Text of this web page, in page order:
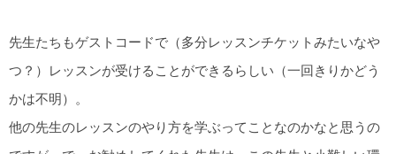
先生たちもゲストコードで（多分レッスンチケットみたいなや
つ？）レッスンが受けることができるらしい（一回きりかどう
かは不明）。
他の先生のレッスンのやり方を学ぶってことなのかなと思うの